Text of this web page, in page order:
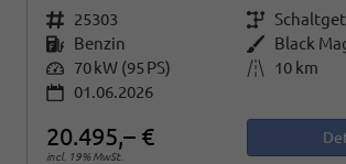
Fahrzeugnr. 25303 Getriebe
Kraftstoff Benzin Außenfarbe Black
Leistung 70 kW (95 PS) Kilometerstand
10 km
01.06.2026
20.495,– €
incl. 19% MwSt.